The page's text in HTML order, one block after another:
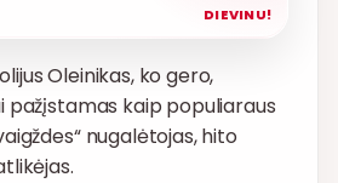
DIEVINU!
Oleinikas, ko gero,
pažįstamas kaip populiaraus
nugalėtojas, hito